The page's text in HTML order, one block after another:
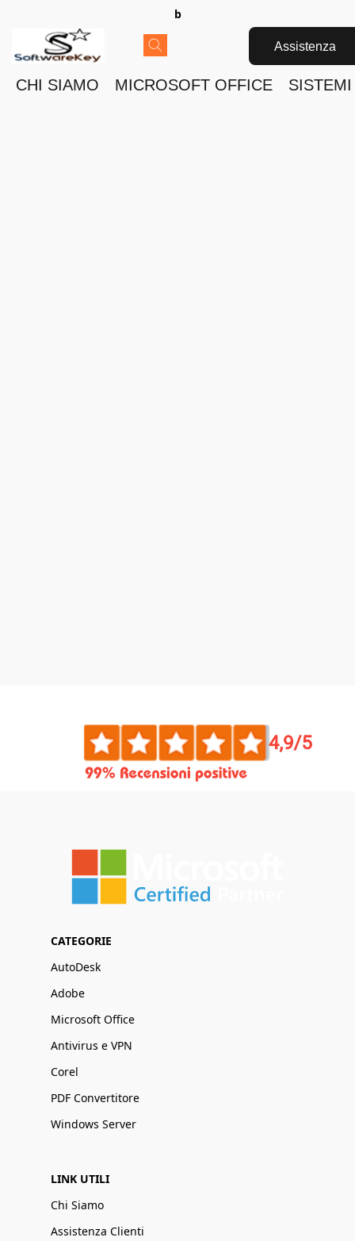
b
Assistenza
CHI SIAMO MICROSOFT OFFICE
CATEGORIE
AutoDesk
Adobe
Microsoft Office
Antivirus e VPN
Corel
PDF Convertitore
Windows Server
LINK UTILI
Chi Siamo
Assistenza Clienti